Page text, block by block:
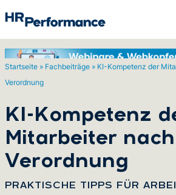
Startseite » Fachbeiträge » KI-Kompetenz der
Verordnung
KI-Kompetenz
Mitarbeiter
Verordnung
PRAKTISCHE TIPPS FÜR